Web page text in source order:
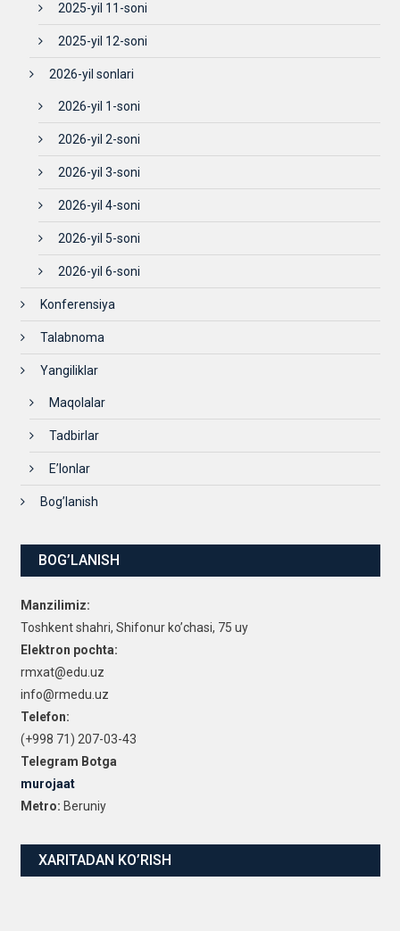
2025-yil 11-soni
2025-yil 12-soni
2026-yil sonlari
2026-yil 1-soni
2026-yil 2-soni
2026-yil 3-soni
2026-yil 4-soni
2026-yil 5-soni
2026-yil 6-soni
Konferensiya
Talabnoma
Yangiliklar
Maqolalar
Tadbirlar
E’lonlar
Bog’lanish
BOG’LANISH
Manzilimiz:
Toshkent shahri, Shifonur ko’chasi, 75 uy
Elektron pochta:
rmxat@edu.uz
info@rmedu.uz
Telefon:
(+998 71) 207-03-43
Telegram Botga
murojaat
Metro: Beruniy
XARITADAN KO’RISH